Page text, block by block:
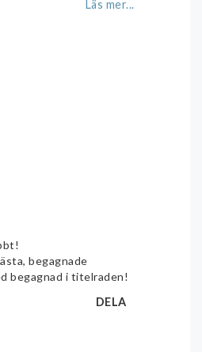
Läs mer...
begagnade
begagnad i titelraden!
DELA